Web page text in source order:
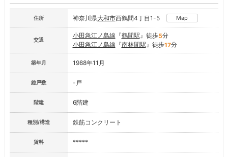
住所 神奈川県大和市西鶴間4丁目1-5 Map
交通
小田急江ノ島線 『鶴間駅 』徒歩5分
小田急江ノ島線 『南林間駅 』徒歩17分
築年月 1988年11月
総戸数 -戸
階建 6階建
種別/構造 鉄筋コンクリート
賃料 *****